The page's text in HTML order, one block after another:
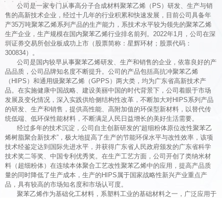
公司是一家专门从事高分子合成材料聚苯乙烯（PS）研发、生产与销
售的高新技术企业，经过十几年的行业积累和快速发展，目前公司具备年
产35万吨聚苯乙烯系列产品的生产能力，系技术水平较为领先的聚苯乙烯
生产企业，生产规模在国内聚苯乙烯行业排名前列 。 2022年1月，公司在深
圳证券交易所创业板成功上市（股票简称：星辉环材；股票代码：
300834）。
公司是国内较早从事聚苯乙烯研发、生产和销售的企业，依靠良好的产
品品质，公司品牌知名度不断提升。公司的产品包括高抗冲聚苯乙烯
（HIPS）和通用级聚苯乙烯（GPPS）两大类，均为广东省高新技术产
品。在实施健康中国战略、建设美丽中国的时代背景下，公司着眼于市场
发展及变化情况，深入实践供给侧结构性改革，不断加大对HIPS系列产品
的研发、生产和销售，提供高性能、高附加值的环保型新材料，以替代传
统低端、低环保性能材料，不断满足人民日益增长的美好生活需要。
经过多年的技术沉淀，公司自主创新研发的“超细粉体原位改性聚苯乙
烯树脂聚合新技术”，极大地提高了生产的节能环保水平与改性效率，该项
技术经鉴定达到国际先进水平，并获得广东省人民政府颁发的广东省科学
技术奖二等奖、中国专利优秀奖。在生产工艺方面，公司开创了类纳米材
料（超细粉体）在连续本体聚合工艺改性聚苯乙烯中的应用，提高产品质
量的同时降低了生产成本，生产的HIPS属于国家战略性新兴产业重点产
品，具有较高的市场知名度和市场认可度。
聚苯乙烯作为基础化工材料，系塑料工业的基础材料之一，广泛应用于